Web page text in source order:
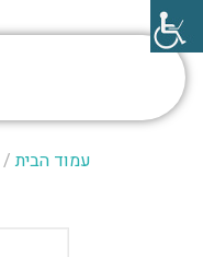
עמוד הבית/